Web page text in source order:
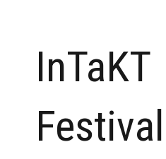
InTaKT
Festival